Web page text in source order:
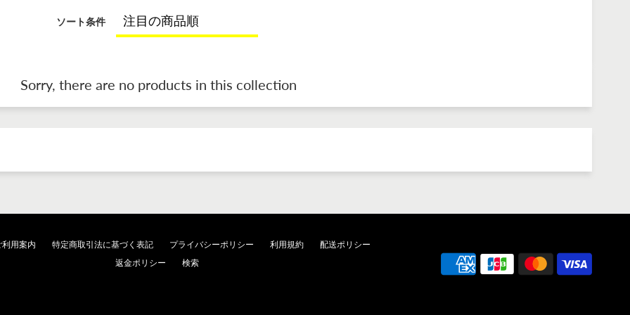
ソート条件
Sorry, there are no products in this collection
利用案内 特定商取引法に基づく表記 プライバシーポリシー 利用規約
配送ポリシー
返金ポリシー
検索